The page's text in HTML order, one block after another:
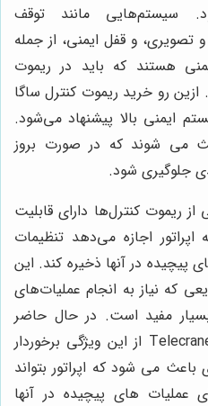
سیستم‌هایی مانند توقف
و قفل ایمنی، از جمله
هستند که باید در ریموت
رو خرید ریموت کنترل ساگا
ایمنی بالا پیشنهاد می‌شود.
می شوند که در صورت بروز
جلوگیری شود.
از ریموت کنترل‌ها دارای قابلیت
اپراتور اجازه می‌دهد تنظیمات
پیچیده در آنها ذخیره کند. این
که نیاز به انجام عملیات‌های
مفید است. در حال حاضر
ریموت کنترل تله کرین Telecrane از این ویژگی برخوردار
باعث می شود که اپراتور بتواند
عملیات های پیچیده در آنها